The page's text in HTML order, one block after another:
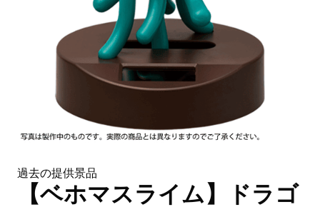
過去の提供景品
【ベホマスライム】ドラゴ